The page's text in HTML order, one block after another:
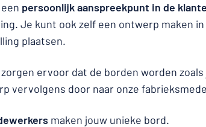
persoonlijk aanspreekpunt in de
Je kunt ook zelf een ontwerp maken
plaatsen.
zorgen ervoor dat de borden worden
vervolgens door naar onze
maken jouw unieke bord.